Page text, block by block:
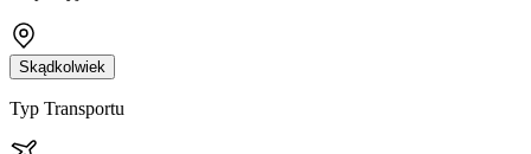
Skądkolwiek
Typ Transportu